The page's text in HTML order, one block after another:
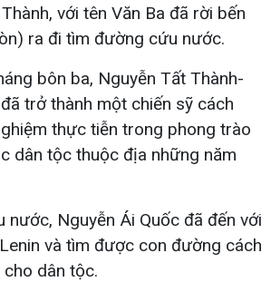
với tên Văn Ba đã rời bến
ra đi tìm đường cứu nước.
bôn ba, Nguyễn Tất Thành-
trở thành một chiến sỹ cách
thực tiễn trong phong trào
dân tộc thuộc địa những năm
nước, Nguyễn Ái Quốc đã đến với
và tìm được con đường cách
dân tộc.